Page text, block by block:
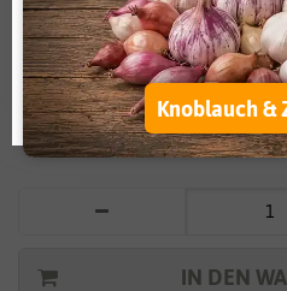
BIO Cocktailtomate
3,95 €
*
* inkl. 7% MwSt. zzgl.Versandkosten
IN DEN
Alle
Auswahl
Knoblauch &